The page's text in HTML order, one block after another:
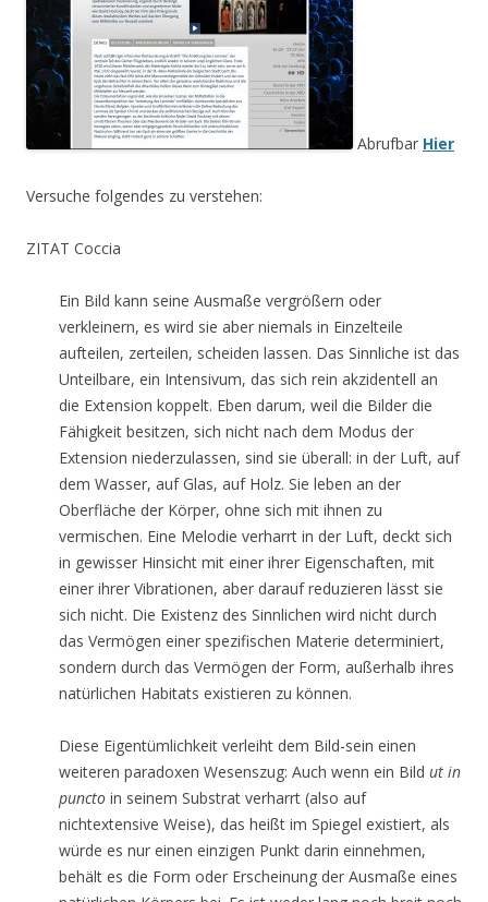
Abrufbar Hier
Versuche folgendes zu verstehen:
ZITAT Coccia
Ein Bild kann seine Ausmaße vergrößern oder
verkleinern, es wird sie aber niemals in Einzelteile
aufteilen, zerteilen, scheiden lassen. Das Sinnliche ist das
Unteilbare, ein Intensivum, das sich rein akzidentell an
die Extension koppelt. Eben darum, weil die Bilder die
Fähigkeit besitzen, sich nicht nach dem Modus der
Extension niederzulassen, sind sie überall: in der Luft, auf
dem Wasser, auf Glas, auf Holz. Sie leben an der
Oberfläche der Körper, ohne sich mit ihnen zu
vermischen. Eine Melodie verharrt in der Luft, deckt sich
in gewisser Hinsicht mit einer ihrer Eigenschaften, mit
einer ihrer Vibrationen, aber darauf reduzieren lässt sie
sich nicht. Die Existenz des Sinnlichen wird nicht durch
das Vermögen einer spezifischen Materie determiniert,
sondern durch das Vermögen der Form, außerhalb ihres
natürlichen Habitats existieren zu können.
Diese Eigentümlichkeit verleiht dem Bild-sein einen
weiteren paradoxen Wesenszug: Auch wenn ein Bild ut in
puncto in seinem Substrat verharrt (also auf
nichtextensive Weise), das heißt im Spiegel existiert, als
würde es nur einen einzigen Punkt darin einnehmen,
behält es die Form oder Erscheinung der Ausmaße eines